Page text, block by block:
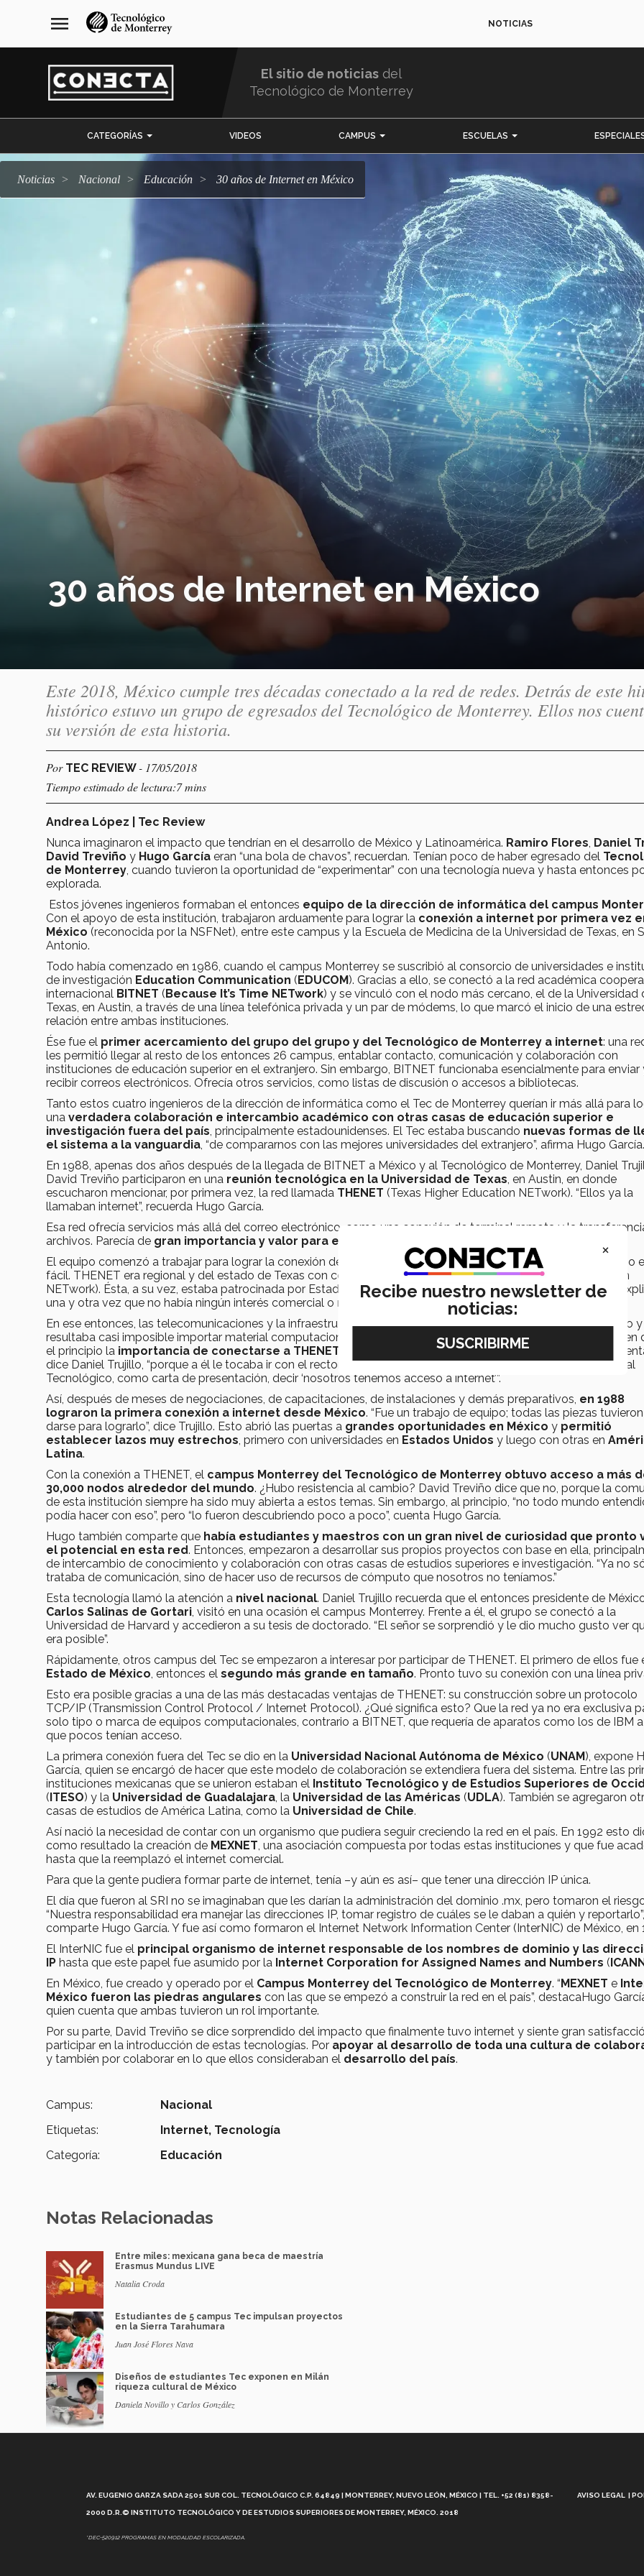
navegación
principal
menu NOTICIAS
El sitio de noticias del
Tecnológico de Monterrey
CATEGORÍAS VIDEOS CAMPUS ESCUELAS
Noticias Nacional Educación 30 años de Internet en México
30 años de Internet en México
Este 2018, México cumple tres décadas conectado a la red de redes. Detrás de este
histórico estuvo un grupo de egresados del Tecnológico de Monterrey. Ellos nos
su versión de esta historia.
Por TEC REVIEW- 17/05/2018
Tiempo estimado de lectura:7 mins
Andrea López | Tec Review
Nunca imaginaron el impacto que tendrían en el desarrollo de México y Latinoamérica. Ramiro Flores Daniel
David Treviño y Hugo García eran “una bola de chavos”, recuerdan. Tenían poco de haber egresado del
de Monterrey , cuando tuvieron la oportunidad de “experimentar” con una tecnología nueva y hasta entonces
explorada.
Estos jóvenes ingenieros formaban el entonces equipo de la dirección de informática del campus
Con el apoyo de esta institución, trabajaron arduamente para lograr la conexión a internet por primera vez
México (reconocida por la NSFNet), entre este campus y la Escuela de Medicina de la Universidad de Texas, en
Antonio.
Todo había comenzado en 1986, cuando el campus Monterrey se suscribió al consorcio de universidades e
de investigación Education Communication (EDUCOM). Gracias a ello, se conectó a la red académica
internacional BITNET (Because It’s Time NETwork) y se vinculó con el nodo más cercano, el de la Universidad
Texas, en Austin, a través de una línea telefónica privada y un par de módems, lo que marcó el inicio de una
relación entre ambas instituciones.
Ése fue el primer acercamiento del grupo del grupo y del Tecnológico de Monterrey a internet: una
les permitió llegar al resto de los entonces 26 campus, entablar contacto, comunicación y colaboración con
instituciones de educación superior en el extranjero. Sin embargo, BITNET funcionaba esencialmente para enviar
recibir correos electrónicos. Ofrecía otros servicios, como listas de discusión o accesos a bibliotecas.
Tanto estos cuatro ingenieros de la dirección de informática como el Tec de Monterrey querían ir más allá para
una verdadera colaboración e intercambio académico con otras casas de educación superior e
investigación fuera del país , principalmente estadounidenses. El Tec estaba buscando nuevas formas de
el sistema a la vanguardia , “de compararnos con las mejores universidades del extranjero”, afirma Hugo García.
En 1988, apenas dos años después de la llegada de BITNET a México y al Tecnológico de Monterrey, Daniel
David Treviño participaron en una reunión tecnológica en la Universidad de Texas , en Austin, en donde
escucharon mencionar, por primera vez, la red llamada THENET (Texas Higher Education NETwork). “Ellos ya la
llamaban internet”, recuerda Hugo García.
Esa red ofrecía servicios más allá del correo electrónico, como una conexión de terminal remota y la
archivos. Parecía de gran importancia y valor para el ámbito académico.
El equipo comenzó a trabajar para lograr la conexión del campus Monterrey a esa nueva red. Pero el camino no
fácil. THENET era regional y del estado de Texas con conectividad a la NSFNET (National Science Foundation
NETwork). Ésta, a su vez, estaba patrocinada por Estados Unidos, así que se tenían que obtener permisos “y
una y otra vez que no había ningún interés comercial o mercantil de hacerlo”, cuenta Treviño.
En ese entonces, las telecomunicaciones y la infraestructura en México eran muy limitadas. Todo era analógico y
resultaba casi imposible importar material computacional. Pero el Tecnológico de Monterrey entendió muy bien
el principio la importancia de conectarse a THENET
y el por qué debía invertir en ello. “Ramiro fue
dice Daniel Trujillo, “porque a él le tocaba ir con el rector a explicarle y a pedir presupuesto. Pero le daba valor al
Tecnológico, como carta de presentación, decir ‘nosotros tenemos acceso a internet’”.
Así, después de meses de negociaciones, de capacitaciones, de instalaciones y demás preparativos, en 1988
lograron la primera conexión a internet desde México. “Fue un trabajo de equipo; todas las piezas
darse para lograrlo”, dice Trujillo. Esto abrió las puertas a grandes oportunidades en México y permitió
establecer lazos muy estrechos , primero con universidades en Estados Unidos y luego con otras en
Latina.
Con la conexión a THENET, el campus Monterrey del Tecnológico de Monterrey obtuvo acceso a más
30,000 nodos alrededor del mundo. ¿Hubo resistencia al cambio? David Treviño dice que no, porque la
de esta institución siempre ha sido muy abierta a estos temas. Sin embargo, al principio, “no todo mundo
podía hacer con eso”, pero “lo fueron descubriendo poco a poco”, cuenta Hugo García.
Hugo también comparte que había estudiantes y maestros con un gran nivel de curiosidad que pronto
el potencial en esta red. Entonces, empezaron a desarrollar sus propios proyectos con base en ella,
de intercambio de conocimiento y colaboración con otras casas de estudios superiores e investigación. “Ya no
trataba de comunicación, sino de hacer uso de recursos de cómputo que nosotros no teníamos.”
Esta tecnología llamó la atención a nivel nacional. Daniel Trujillo recuerda que el entonces presidente de
Carlos Salinas de Gortari , visitó en una ocasión el campus Monterrey. Frente a él, el grupo se conectó a la
Universidad de Harvard y accedieron a su tesis de doctorado. “El señor se sorprendió y le dio mucho gusto ver
era posible”.
Rápidamente, otros campus del Tec se empezaron a interesar por participar de THENET. El primero de ellos fue
Estado de México , entonces el segundo más grande en tamaño. Pronto tuvo su conexión con una línea
Esto era posible gracias a una de las más destacadas ventajas de THENET: su construcción sobre un protocolo
TCP/IP (Transmission Control Protocol / Internet Protocol). ¿Qué significa esto? Que la red ya no era exclusiva
solo tipo o marca de equipos computacionales, contrario a BITNET, que requería de aparatos como los de IBM
que pocos tenían acceso.
La primera conexión fuera del Tec se dio en la Universidad Nacional Autónoma de México (UNAM), expone
García, quien se encargó de hacer que este modelo de colaboración se extendiera fuera del sistema. Entre las
instituciones mexicanas que se unieron estaban el Instituto Tecnológico y de Estudios Superiores de
(ITESO) y la Universidad de Guadalajara , la Universidad de las Américas (UDLA). También se agregaron
casas de estudios de América Latina, como la Universidad de Chile.
Así nació la necesidad de contar con un organismo que pudiera seguir creciendo la red en el país. En 1992 esto
como resultado la creación de MEXNET , una asociación compuesta por todas estas instituciones y que fue
hasta que la reemplazó el internet comercial.
Para que la gente pudiera formar parte de internet, tenía –y aún es así– que tener una dirección IP única.
El día que fueron al SRI no se imaginaban que les darían la administración del dominio .mx, pero tomaron el
“Nuestra responsabilidad era manejar las direcciones IP, tomar registro de cuáles se le daban a quién y reportarlo”,
comparte Hugo García. Y fue así como formaron el Internet Network Information Center (InterNIC) de México, en
El InterNIC fue el principal organismo de internet responsable de los nombres de dominio y las
IP hasta que este papel fue asumido por la Internet Corporation for Assigned Names and Numbers (
En México, fue creado y operado por el Campus Monterrey del Tecnológico de Monterrey. “MEXNET e
México fueron las piedras angulares con las que se empezó a construir la red en el país”, destacaHugo
quien cuenta que ambas tuvieron un rol importante.
Por su parte, David Treviño se dice sorprendido del impacto que finalmente tuvo internet y siente gran
participar en la introducción de estas tecnologías. Por apoyar al desarrollo de toda una cultura de
y también por colaborar en lo que ellos consideraban el desarrollo del país.
Campus:
Nacional
Etiquetas:
Internet, Tecnología
Categoría:
Educación
Notas Relacionadas
Entre miles: mexicana gana beca de maestría
Erasmus Mundus LIVE
Natalia Croda
Estudiantes de 5 campus Tec impulsan proyectos
en la Sierra Tarahumara
Juan José Flores Nava
Diseños de estudiantes Tec exponen en Milán
riqueza cultural de México
Daniela Novillo y Carlos González
AV. EUGENIO GARZA SADA 2501 SUR COL. TECNOLÓGICO C.P. 64849 | MONTERREY, NUEVO LEÓN, MÉXICO | TEL. +52 (81) 8358-
2000 D.R.© INSTITUTO TECNOLÓGICO Y DE ESTUDIOS SUPERIORES DE MONTERREY, MÉXICO. 2018
*DEC-520912 PROGRAMAS EN MODALIDAD ESCOLARIZADA.
AVISO LEGAL
×
Recibe nuestro newsletter de
noticias: